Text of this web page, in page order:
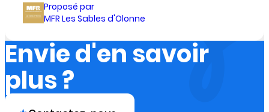
Proposé par
MFR Les Sables d'Olonne
Envie d'en savoir
plus ?